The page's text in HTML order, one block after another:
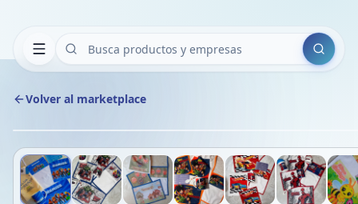
Buscar
Volver al marketplace
1/8